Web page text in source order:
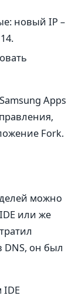
новый IP –
Apps
Fork.
можно
или же
DNS, он был
IDE